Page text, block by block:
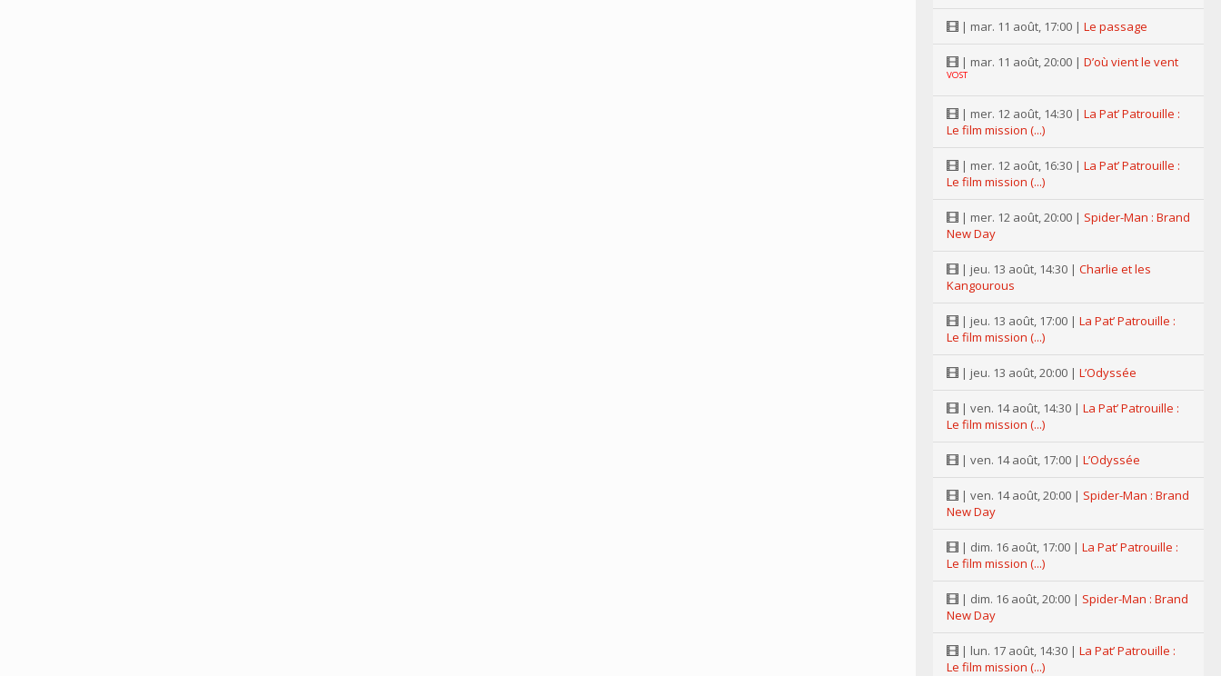
| mar. 11 août, 17:00 | Le passage
| mar. 11 août, 20:00 | D’où vient le vent
VOST
| mer. 12 août, 14:30 | La Pat’ Patrouille :
Le film mission (...)
| mer. 12 août, 16:30 | La Pat’ Patrouille :
Le film mission (...)
| mer. 12 août, 20:00 | Spider-Man : Brand
New Day
| jeu. 13 août, 14:30 | Charlie et les
Kangourous
| jeu. 13 août, 17:00 | La Pat’ Patrouille :
Le film mission (...)
| jeu. 13 août, 20:00 | L’Odyssée
| ven. 14 août, 14:30 | La Pat’ Patrouille :
Le film mission (...)
| ven. 14 août, 17:00 | L’Odyssée
| ven. 14 août, 20:00 | Spider-Man : Brand
New Day
| dim. 16 août, 17:00 | La Pat’ Patrouille :
Le film mission (...)
| dim. 16 août, 20:00 | Spider-Man : Brand
New Day
| lun. 17 août, 14:30 | La Pat’ Patrouille :
Le film mission (...)